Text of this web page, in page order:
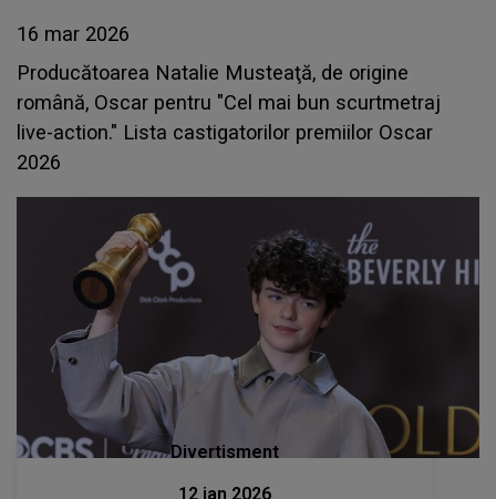
16 mar 2026
Producătoarea Natalie Musteaţă, de origine
română, Oscar pentru "Cel mai bun scurtmetraj
live-action." Lista castigatorilor premiilor Oscar
2026
Divertisment
12 ian 2026